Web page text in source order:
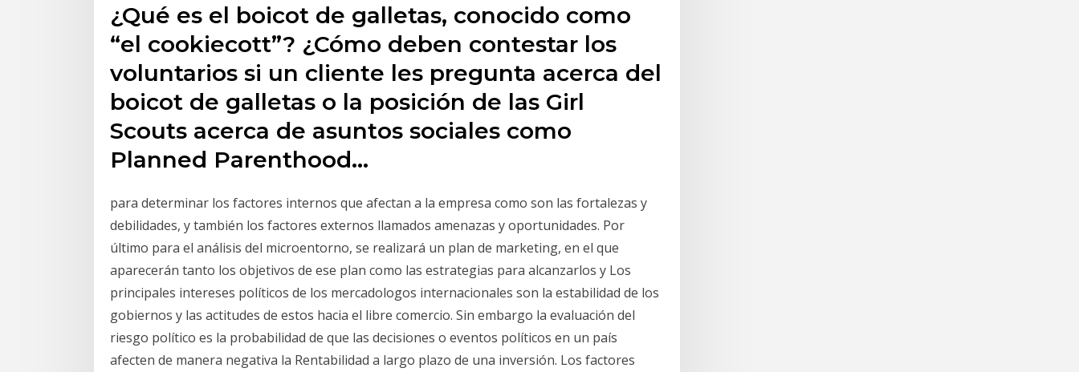
¿Qué es el boicot de galletas, conocido como
“el cookiecott”? ¿Cómo deben contestar los
voluntarios si un cliente les pregunta acerca del
boicot de galletas o la posición de las Girl
Scouts acerca de asuntos sociales como
Planned Parenthood…
para determinar los factores internos que afectan a la empresa como son las fortalezas y
debilidades, y también los factores externos llamados amenazas y oportunidades. Por
último para el análisis del microentorno, se realizará un plan de marketing, en el que
aparecerán tanto los objetivos de ese plan como las estrategias para alcanzarlos y Los
principales intereses políticos de los mercadologos internacionales son la estabilidad de los
gobiernos y las actitudes de estos hacia el libre comercio. Sin embargo la evaluación del
riesgo político es la probabilidad de que las decisiones o eventos políticos en un país
afecten de manera negativa la Rentabilidad a largo plazo de una inversión. Los factores